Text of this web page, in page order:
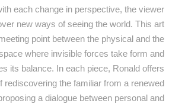
each change in perspective, the viewer
new ways of seeing the world. This art
point between the physical and the
where invisible forces take form and
its balance. In each piece, Ronald offers
rediscovering the familiar from a renewed
a dialogue between personal and